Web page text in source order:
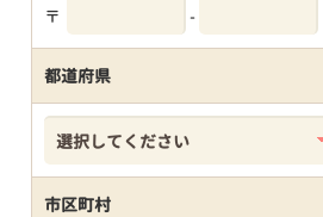
〒 -
都道府県
市区町村